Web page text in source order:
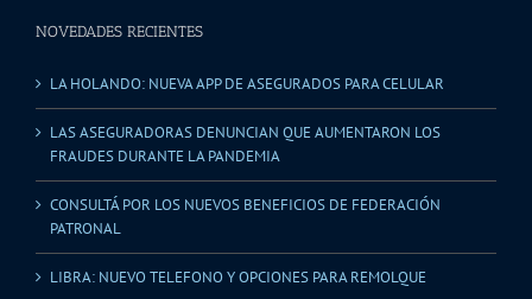
NOVEDADES RECIENTES
LA HOLANDO: NUEVA APP DE ASEGURADOS PARA CELULAR
LAS ASEGURADORAS DENUNCIAN QUE AUMENTARON LOS
FRAUDES DURANTE LA PANDEMIA
CONSULTÁ POR LOS NUEVOS BENEFICIOS DE FEDERACIÓN
PATRONAL
LIBRA: NUEVO TELEFONO Y OPCIONES PARA REMOLQUE